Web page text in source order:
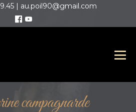
| au.poil90@gmail.com
campagnarde